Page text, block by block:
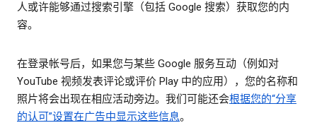
人或许能够通过搜索引擎（包括 Google 搜索）获取您的内
容。
在登录帐号后，如果您与某些 Google 服务互动（例如对
YouTube 视频发表评论或评价 Play 中的应用），您的名称和
照片将会出现在相应活动旁边。我们可能还会根据您的“分享
的认可”设置在广告中显示这些信息。